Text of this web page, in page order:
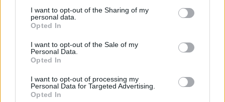
not limited to your visit or usage behaviour. You may click to
grant or deny consent to Google and its third-party tags to
use your data for below specified purposes in below Google
consent section.
I want to opt-out of the Sharing of my
personal data.
Opted In
I want to opt-out of the Sale of my
Personal Data.
Opted In
I want to opt-out of processing my
Personal Data for Targeted Advertising.
Opted In
diretto e per la riconsiderazione dei giudizi pubblici.
Catarsirimane la libera risoluzione delle tensioni
attraverso l’esposizione dei fatti.
La catarsi rimane la libera risoluzione delle tensioni